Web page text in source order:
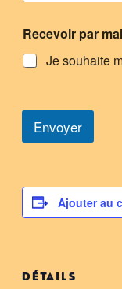
e
s
a
l
e
m
i
Recevoir par
Je souhaite
Envoyer
Ajouter au
DÉTAILS